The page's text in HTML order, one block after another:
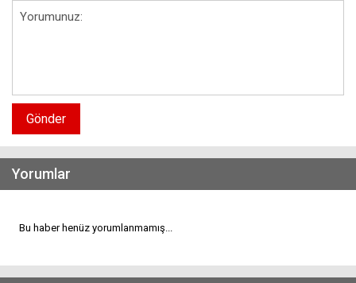
Gönder
Yorumlar
Bu haber henüz yorumlanmamış...